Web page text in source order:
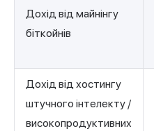
Дохід від майнінгу
біткойнів
Дохід від хостингу
штучного інтелекту /
високопродуктивних